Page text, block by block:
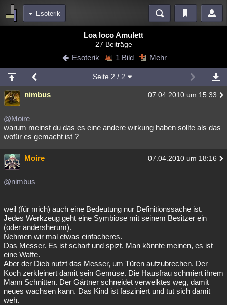
Esoterik
Blogs
Chat Wiki Neuigkeiten
meine Rubriken
Menschen Mystery Kriminalfälle
Spiritualität
Natur Umfragen
weitere Rubriken
Philosophie
Musik Clash Verbesserungen Allmystery English
Übersichten
Besucht Teilgenommen Alle
Lesenswert
Loa loco Amulett
27 Beiträge
Esoterik 1 Bild Mehr
Seite 2 / 2
nimbus 07.04.2010 um 15:33
@Moire
warum meinst du das es eine andere wirkung haben sollte als das
wofür es gemacht ist ?
Moire 07.04.2010 um 18:16
@nimbus
weil (für mich) auch eine Bedeutung nur Definitionssache ist.
Jedes Werkzeug geht eine Symbiose mit seinem Besitzer ein
(oder andersherum).
Nehmen wir mal etwas einfacheres.
Das Messer. Es ist scharf und spizt. Man könnte meinen, es ist
eine Waffe.
Aber der Dieb nutzt das Messer, um Türen aufzubrechen. Der
Koch zerkleinert damit sein Gemüse. Die Hausfrau schmiert ihrem
Mann Schnitten. Der Gärtner schneidet verwelktes weg, damit
neues wachsen kann. Das Kind ist fasziniert und tut sich damit
weh.